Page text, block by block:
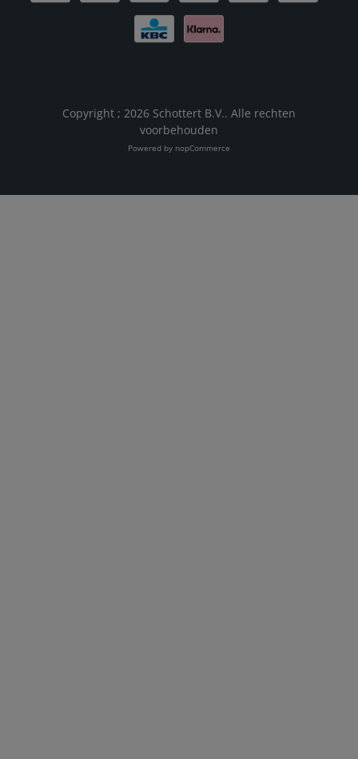
Copyright ; 2026 Schottert B.V.. Alle rechten
voorbehouden
Powered by nopCommerce